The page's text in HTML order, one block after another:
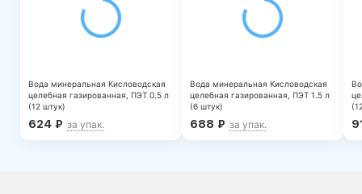
Вода минеральная Кисловодская
целебная газированная, ПЭТ 0.5 л
(12 штук)
624 ₽ за упак.
Вода минеральная Кисловодская
целебная газированная, ПЭТ 1.5 л
(6 штук)
688 ₽ за упак.